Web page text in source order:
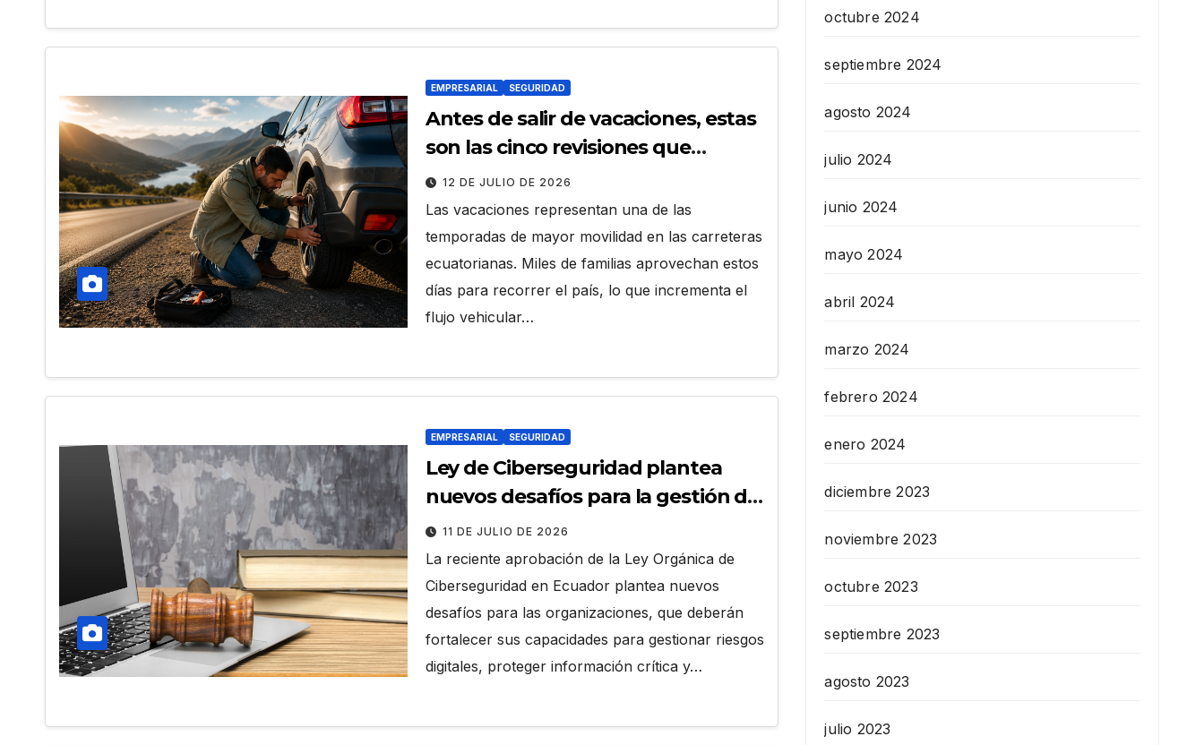
EMPRESARIAL SEGURIDAD
Antes de salir de vacaciones, estas
son las cinco revisiones que
podrían evitar un accidente en
carretera
12 DE JULIO DE 2026
Las vacaciones representan una de las
temporadas de mayor movilidad en las carreteras
ecuatorianas. Miles de familias aprovechan estos
días para recorrer el país, lo que incrementa el
flujo vehicular…
EMPRESARIAL SEGURIDAD
Ley de Ciberseguridad plantea
nuevos desafíos para la gestión del
riesgo digital en las empresas
11 DE JULIO DE 2026
La reciente aprobación de la Ley Orgánica de
Ciberseguridad en Ecuador plantea nuevos
desafíos para las organizaciones, que deberán
fortalecer sus capacidades para gestionar riesgos
digitales, proteger información crítica y…
octubre 2024
septiembre 2024
agosto 2024
julio 2024
junio 2024
mayo 2024
abril 2024
marzo 2024
febrero 2024
enero 2024
diciembre 2023
noviembre 2023
octubre 2023
septiembre 2023
agosto 2023
julio 2023